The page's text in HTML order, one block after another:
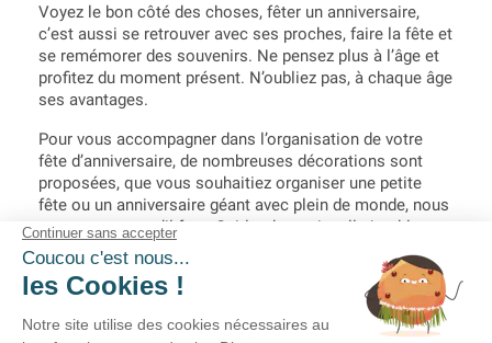
Voyez le bon côté des choses, fêter un anniversaire,
c’est aussi se retrouver avec ses proches, faire la fête et
se remémorer des souvenirs. Ne pensez plus à l’âge et
profitez du moment présent. N’oubliez pas, à chaque âge
ses avantages.
Pour vous accompagner dans l’organisation de votre
fête d’anniversaire, de nombreuses décorations sont
proposées, que vous souhaitiez organiser une petite
fête ou un anniversaire géant avec plein de monde, nous
avons tout ce qu’il faut. Guirlandes, vaisselle jetable,
ballons, chemins de table, banderoles… Il ne manque
rien !
Marquez le coup pour fêter les 18, 20, 30, 40,
50, 60, 70 ou les 80 ans